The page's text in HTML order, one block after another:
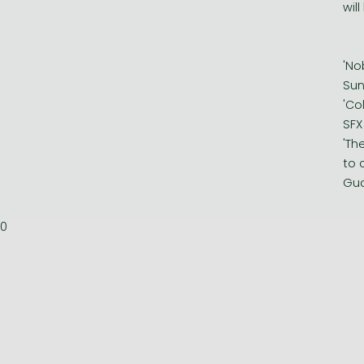
will
SFX
to
0